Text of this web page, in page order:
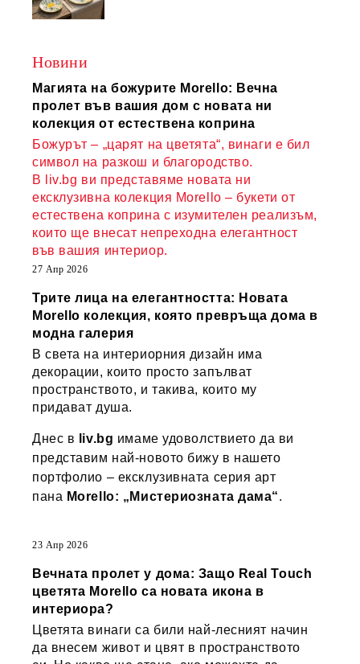
Новини
Магията на божурите Morello: Вечна
пролет във вашия дом с новата ни
колекция от естествена коприна
Божурът – „царят на цветята“, винаги е бил
символ на разкош и благородство.
В liv.bg ви представяме новата ни
ексклузивна колекция Morello – букети от
естествена коприна с изумителен реализъм,
които ще внесат непреходна елегантност
във вашия интериор.
27 Апр 2026
Трите лица на елегантността: Новата
Morello колекция, която превръща дома в
модна галерия
В света на интериорния дизайн има
декорации, които просто запълват
пространството, и такива, които му
придават душа.
Днес в liv.bg имаме удоволствието да ви
представим най-новото бижу в нашето
портфолио – ексклузивната серия арт
пана Morello: „Мистериозната дама“.
23 Апр 2026
Вечната пролет у дома: Защо Real Touch
цветята Morello са новата икона в
интериора?
Цветята винаги са били най-лесният начин
да внесем живот и цвят в пространството